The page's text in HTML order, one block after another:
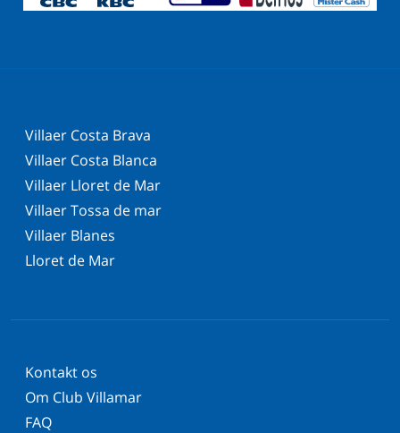
Villaer Costa Brava
Villaer Costa Blanca
Villaer Lloret de Mar
Villaer Tossa de mar
Villaer Blanes
Lloret de Mar
Kontakt os
Om Club Villamar
FAQ